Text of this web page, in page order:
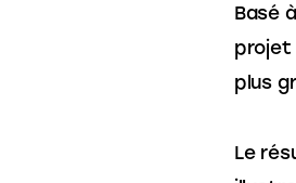
Basé à
projet
plus
Le